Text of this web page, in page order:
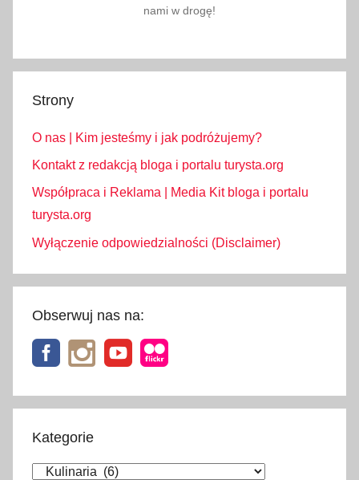
nami w drogę!
Strony
O nas | Kim jesteśmy i jak podróżujemy?
Kontakt z redakcją bloga i portalu turysta.org
Współpraca i Reklama | Media Kit bloga i portalu
turysta.org
Wyłączenie odpowiedzialności (Disclaimer)
Obserwuj nas na:
Kategorie
Kategorie